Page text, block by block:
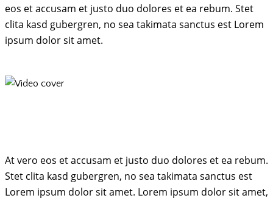
eos et accusam et justo duo dolores et ea rebum. Stet
clita kasd gubergren, no sea takimata sanctus est Lorem
ipsum dolor sit amet.
At vero eos et accusam et justo duo dolores et ea rebum.
Stet clita kasd gubergren, no sea takimata sanctus est
Lorem ipsum dolor sit amet. Lorem ipsum dolor sit amet,